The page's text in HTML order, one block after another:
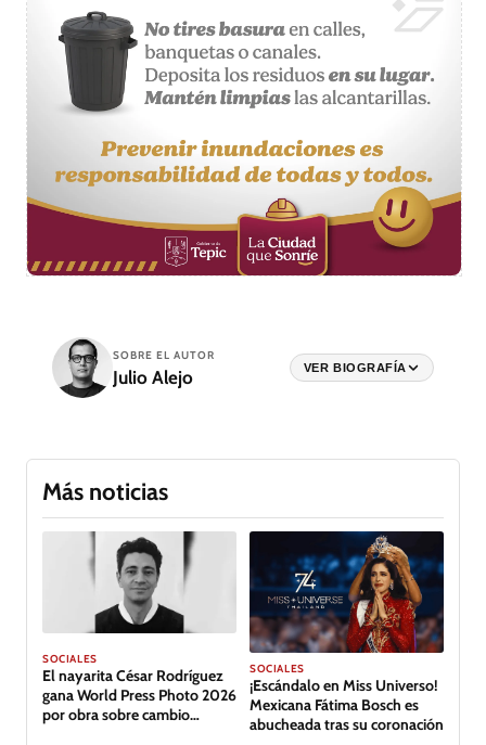
SOBRE EL AUTOR
Julio Alejo VER BIOGRAFÍA
Más noticias
SOCIALES
El nayarita César Rodríguez
gana World Press Photo 2026
por obra sobre cambio
SOCIALES
¡Escándalo en Miss Universo!
Mexicana Fátima Bosch es
abucheada tras su coronación